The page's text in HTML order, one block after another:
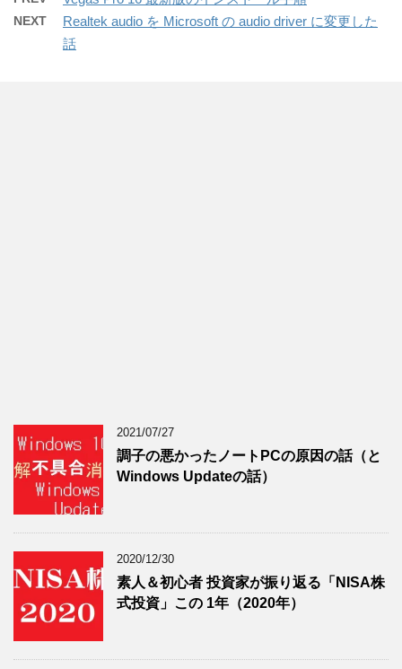
NEXT
Realtek audio を Microsoft の audio driver に変更した
話
2021/07/27
調子の悪かったノートPCの原因の話（と
Windows Updateの話）
2020/12/30
素人＆初心者 投資家が振り返る「NISA株
式投資」この 1年（2020年）